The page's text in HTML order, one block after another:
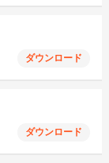
ダウンロード
ダウンロード